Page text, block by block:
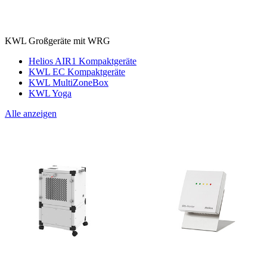
KWL Großgeräte mit WRG
Helios AIR1 Kompaktgeräte
KWL EC Kompaktgeräte
KWL MultiZoneBox
KWL Yoga
Alle anzeigen